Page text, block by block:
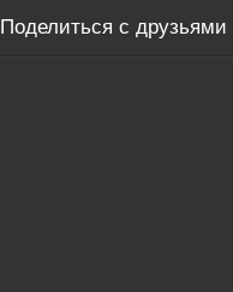
Поделиться с друзьями